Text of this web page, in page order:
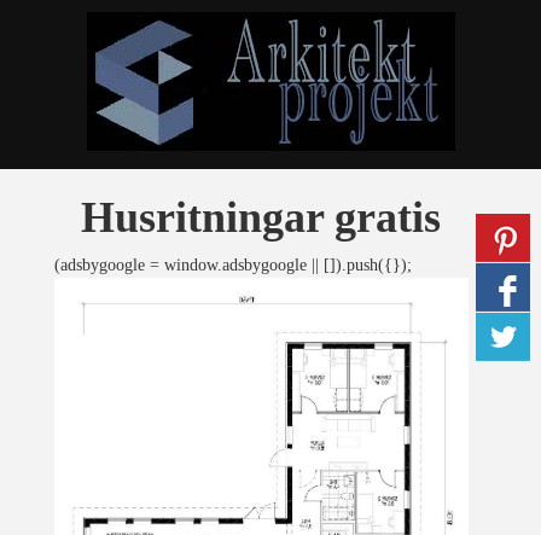
Husritningar gratis
(adsbygoogle = window.adsbygoogle || []).push({});